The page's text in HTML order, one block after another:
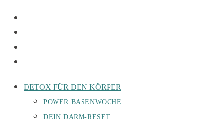
DETOX FÜR DEN KÖRPER
POWER BASENWOCHE
DEIN DARM-RESET